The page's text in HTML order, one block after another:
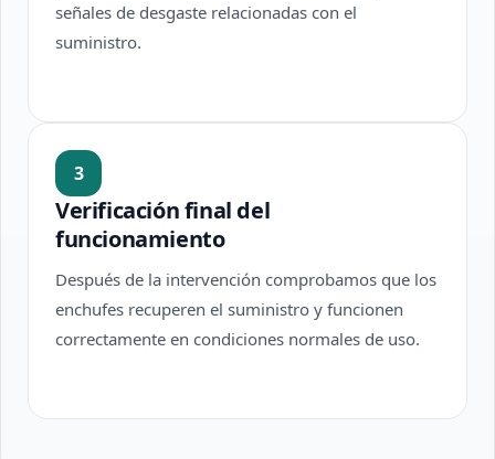
señales de desgaste relacionadas con el
suministro.
3
Verificación final del
funcionamiento
Después de la intervención comprobamos que los
enchufes recuperen el suministro y funcionen
correctamente en condiciones normales de uso.